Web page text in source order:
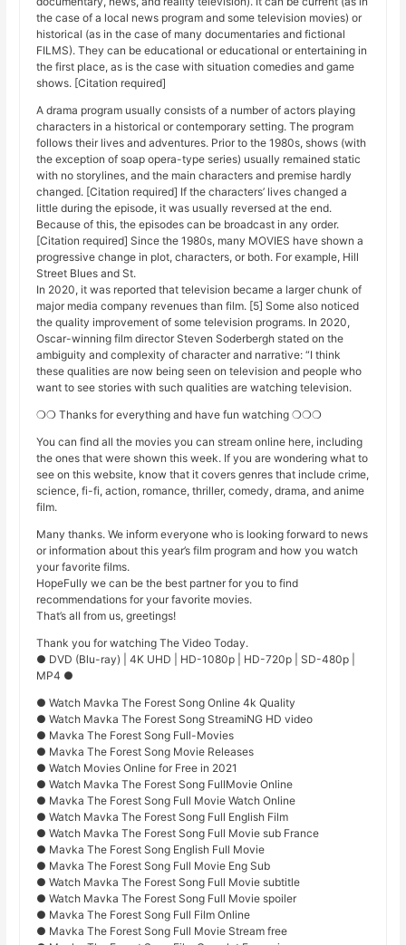
the case of a local news program and some television movies) or
historical (as in the case of many documentaries and fictional
FILMS). They can be educational or educational or entertaining in
the first place, as is the case with situation comedies and game
shows. [Citation required]
A drama program usually consists of a number of actors playing
characters in a historical or contemporary setting. The program
follows their lives and adventures. Prior to the 1980s, shows (with
the exception of soap opera-type series) usually remained static
with no storylines, and the main characters and premise hardly
changed. [Citation required] If the characters’ lives changed a
little during the episode, it was usually reversed at the end.
Because of this, the episodes can be broadcast in any order.
[Citation required] Since the 1980s, many MOVIES have shown a
progressive change in plot, characters, or both. For example, Hill
Street Blues and St.
In 2020, it was reported that television became a larger chunk of
major media company revenues than film. [5] Some also noticed
the quality improvement of some television programs. In 2020,
Oscar-winning film director Steven Soderbergh stated on the
ambiguity and complexity of character and narrative: “I think
these qualities are now being seen on television and people who
want to see stories with such qualities are watching television.
❍❍ Thanks for everything and have fun watching ❍❍❍
You can find all the movies you can stream online here, including
the ones that were shown this week. If you are wondering what to
see on this website, know that it covers genres that include crime,
science, fi-fi, action, romance, thriller, comedy, drama, and anime
film.
Many thanks. We inform everyone who is looking forward to news
or information about this year’s film program and how you watch
your favorite films.
HopeFully we can be the best partner for you to find
recommendations for your favorite movies.
That’s all from us, greetings!
Thank you for watching The Video Today.
● DVD (Blu-ray) | 4K UHD | HD-1080p | HD-720p | SD-480p |
MP4 ●
● Watch Mavka The Forest Song Online 4k Quality
● Watch Mavka The Forest Song StreamiNG HD video
● Mavka The Forest Song Full-Movies
● Mavka The Forest Song Movie Releases
● Watch Movies Online for Free in 2021
● Watch Mavka The Forest Song FullMovie Online
● Mavka The Forest Song Full Movie Watch Online
● Watch Mavka The Forest Song Full English Film
● Watch Mavka The Forest Song Full Movie sub France
● Mavka The Forest Song English Full Movie
● Mavka The Forest Song Full Movie Eng Sub
● Watch Mavka The Forest Song Full Movie subtitle
● Watch Mavka The Forest Song Full Movie spoiler
● Mavka The Forest Song Full Film Online
● Mavka The Forest Song Full Movie Stream free